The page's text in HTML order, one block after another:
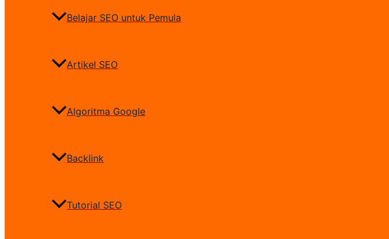
Belajar SEO untuk Pemula
Artikel SEO
Algoritma Google
Backlink
Tutorial SEO